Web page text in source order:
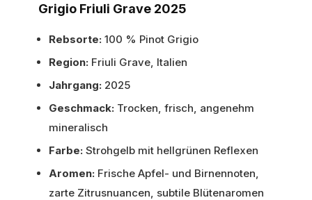
Grigio Friuli Grave 2025
Rebsorte: 100 % Pinot Grigio
Region: Friuli Grave, Italien
Jahrgang: 2025
Geschmack: Trocken, frisch, angenehm
mineralisch
Farbe: Strohgelb mit hellgrünen Reflexen
Aromen: Frische Apfel- und Birnennoten,
zarte Zitrusnuancen, subtile Blütenaromen